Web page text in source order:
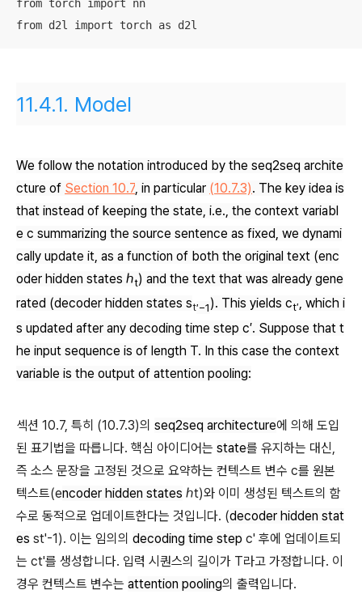
from torch import nn
from d2l import torch as d2l
11.4.1. Model
We follow the notation introduced by the seq2seq archite
cture of Section 10.7, in particular (10.7.3). The key idea is
that instead of keeping the state, i.e., the context variabl
e c summarizing the source sentence as fixed, we dynami
cally update it, as a function of both the original text (enc
oder hidden states ℎt) and the text that was already gene
rated (decoder hidden states st′−1). This yields ct′, which i
s updated after any decoding time step c′. Suppose that t
he input sequence is of length T. In this case the context
variable is the output of attention pooling:
섹션 10.7, 특히 (10.7.3)의 seq2seq architecture에 의해 도입
된 표기법을 따릅니다. 핵심 아이디어는 state를 유지하는 대신,
즉 소스 문장을 고정된 것으로 요약하는 컨텍스트 변수 c를 원본
텍스트(encoder hidden states ℎt)와 이미 생성된 텍스트의 함
수로 동적으로 업데이트한다는 것입니다. (decoder hidden stat
es st'-1). 이는 임의의 decoding time step c' 후에 업데이트되
는 ct'를 생성합니다. 입력 시퀀스의 길이가 T라고 가정합니다. 이
경우 컨텍스트 변수는 attention pooling의 출력입니다.